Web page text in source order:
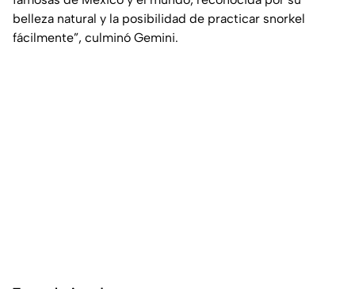
belleza natural y la posibilidad de practicar snorkel
fácilmente”, culminó Gemini.